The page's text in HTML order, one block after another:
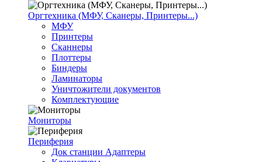
Оргтехника (МФУ, Сканеры, Принтеры...)
МФУ
Принтеры
Сканнеры
Плоттеры
Биндеры
Ламинаторы
Уничтожители документов
Комплектующие
Мониторы
Периферия
Док станции Адаптеры